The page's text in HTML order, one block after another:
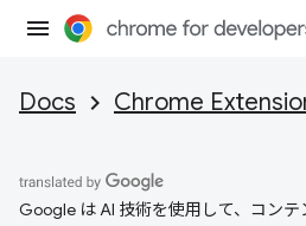
Docs Chrome
Google は AI 技術を使用して、コン